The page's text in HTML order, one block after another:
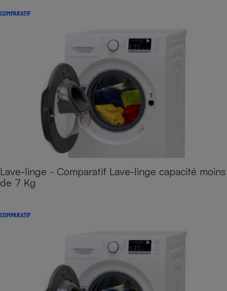
COMPARATIF
Lave-linge - Comparatif Lave-linge capacité moins
de 7 Kg
COMPARATIF